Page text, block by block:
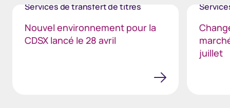
Services de transfert de titres
Nouvel environnement pour la
CDSX lancé le 28 avril
juillet